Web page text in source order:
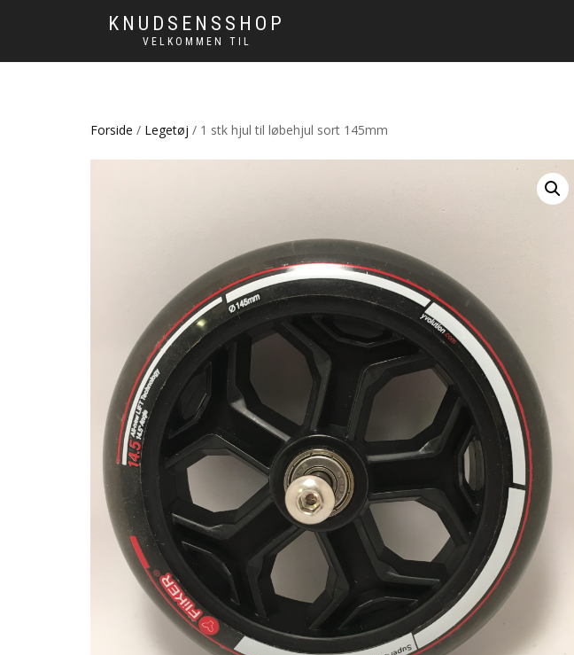
KNUDSENSSHOP
VELKOMMEN TIL
Forside / Legetøj / 1 stk hjul til løbehjul sort 145mm